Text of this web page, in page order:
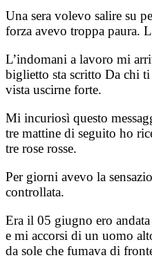
Una sera volevo salire su
forza avevo troppa paura.
L’indomani a lavoro mi
biglietto sta scritto Da chi
vista uscirne forte.
Mi incuriosì questo
tre mattine di seguito ho
tre rose rosse.
Per giorni avevo la
controllata.
Era il 05 giugno ero
e mi accorsi di un uomo
da sole che fumava di